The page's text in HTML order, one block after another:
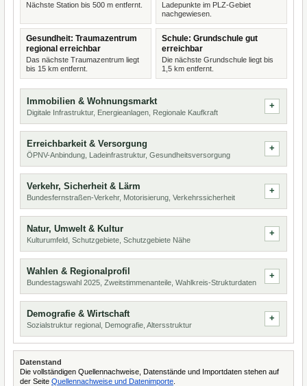
Nächste Station bis 500 m entfernt.
Ladepunkte im PLZ-Gebiet
nachgewiesen.
Gesundheit: Traumazentrum
regional erreichbar
Das nächste Traumazentrum liegt
bis 15 km entfernt.
Schule: Grundschule gut
erreichbar
Die nächste Grundschule liegt bis
1,5 km entfernt.
Immobilien & Wohnungsmarkt
Digitale Infrastruktur, Energieanlagen, Regionale Kaufkraft
Erreichbarkeit & Versorgung
ÖPNV-Anbindung, Ladeinfrastruktur, Gesundheitsversorgung
Verkehr, Sicherheit & Lärm
Bundesfernstraßen-Verkehr, Motorisierung, Verkehrssicherheit
Natur, Umwelt & Kultur
Kulturumfeld, Schutzgebiete, Schutzgebiete Nähe
Wahlen & Regionalprofil
Bundestagswahl 2025, Zweitstimmenanteile, Wahlkreis-Strukturdaten
Demografie & Wirtschaft
Sozialstruktur regional, Demografie, Altersstruktur
Datenstand
Die vollständigen Quellennachweise, Datenstände und Importdaten stehen auf
der Seite Quellennachweise und Datenimporte